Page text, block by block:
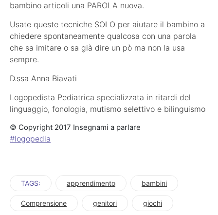
bambino articoli una PAROLA nuova.
Usate queste tecniche SOLO per aiutare il bambino a
chiedere spontaneamente qualcosa con una parola
che sa imitare o sa già dire un pò ma non la usa
sempre.
D.ssa Anna Biavati
Logopedista Pediatrica specializzata in ritardi del
linguaggio, fonologia, mutismo selettivo e bilinguismo
© Copyright 2017 Insegnami a parlare
#logopedia
TAGS: apprendimento bambini
Comprensione genitori giochi